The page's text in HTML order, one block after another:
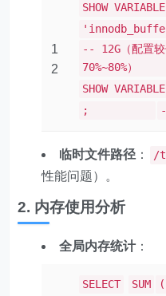
1
2
SHOW
-- 12G（配置较
70%~80%）
SHOW
;
临时文件路径 ： /
性能问题）。
2. 内存使用分析
全局内存统计：
SELECT SUM (